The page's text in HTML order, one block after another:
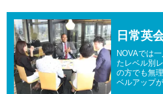
日常英
NOVAでは
たレベル別
の方でも無
ベルアップ